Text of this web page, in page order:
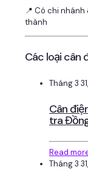
📍 Có chi
thành
Các loại cân
Tháng 3
Cân
tra
Read
Tháng 3